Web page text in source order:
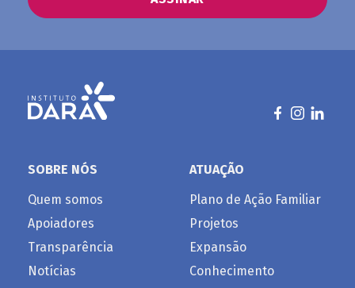
SOBRE NÓS
Quem somos
Apoiadores
Transparência
Notícias
ATUAÇÃO
Plano de Ação Familiar
Projetos
Expansão
Conhecimento